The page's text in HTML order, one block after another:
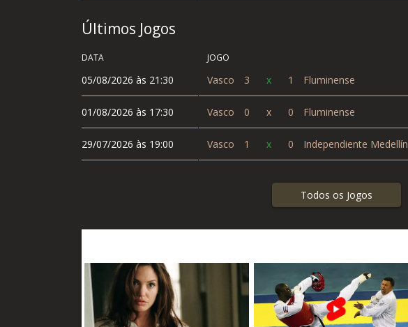
Últimos Jogos
DATA
05/08/2026 às 21:30
01/08/2026 às 17:30
29/07/2026 às 19:00
JOGO
Vasco 3 x 1 Fluminense
Vasco 0 x 0 Fluminense
Vasco 1 x 0 Independiente Medellín
Todos os Jogos